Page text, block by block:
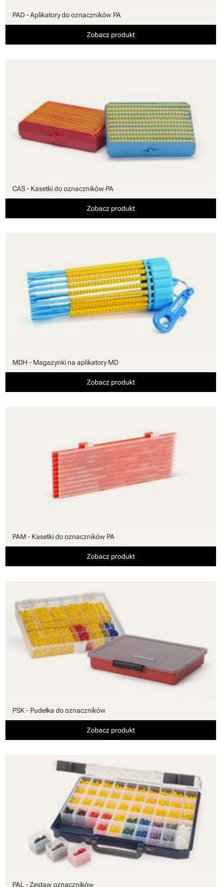
PAD - Aplikatory do oznaczników PA
Zobacz produkt
CAS - Kasetki do oznaczników PA
Zobacz produkt
MDH - Magazynki na aplikatory MD
Zobacz produkt
PAM - Kasetki do oznaczników PA
Zobacz produkt
PSK - Pudełka do oznaczników
Zobacz produkt
PAL - Zestaw oznaczników